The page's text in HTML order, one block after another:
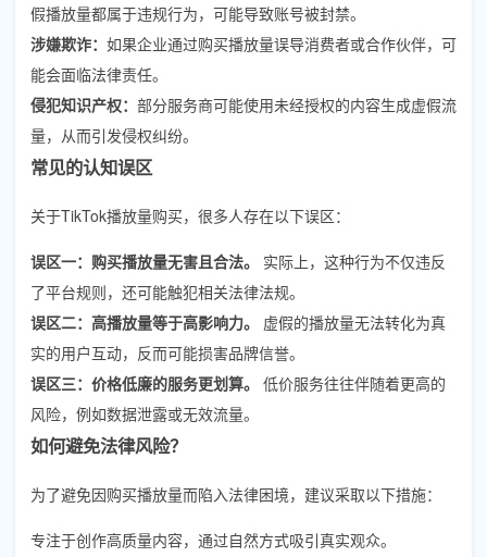
假播放量都属于违规行为，可能导致账号被封禁。
涉嫌欺诈： 如果企业通过购买播放量误导消费者或合作伙伴，可
能会面临法律责任。
侵犯知识产权： 部分服务商可能使用未经授权的内容生成虚假流
量，从而引发侵权纠纷。
常见的认知误区
关于TikTok播放量购买，很多人存在以下误区：
误区一：购买播放量无害且合法。
实际上，这种行为不仅违反
了平台规则，还可能触犯相关法律法规。
误区二：高播放量等于高影响力。
虚假的播放量无法转化为真
实的用户互动，反而可能损害品牌信誉。
误区三：价格低廉的服务更划算。 低价服务往往伴随着更高的
风险，例如数据泄露或无效流量。
如何避免法律风险？
为了避免因购买播放量而陷入法律困境，建议采取以下措施：
专注于创作高质量内容，通过自然方式吸引真实观众。